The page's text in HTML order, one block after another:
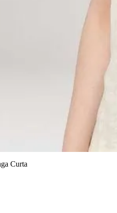
Curta